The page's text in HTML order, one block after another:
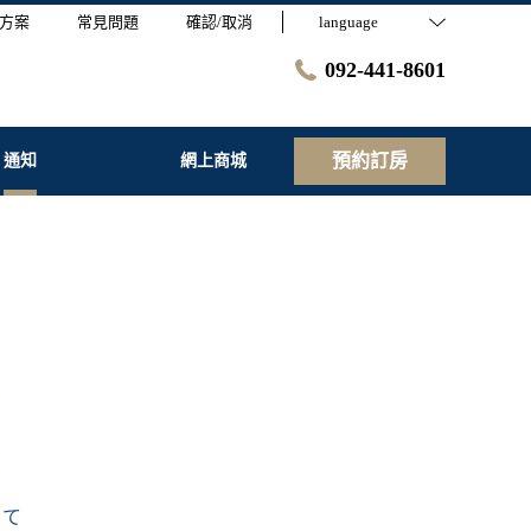
案 常見問題 確認/取消 language
092-441-8601
通知 網上商城 預約訂房